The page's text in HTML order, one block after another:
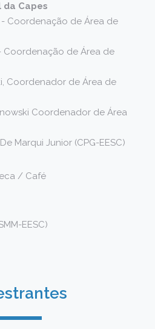
Capes
- Coordenação de Área de
Coordenação de Área de
Coordenador de Área de
Coordenador de Área
Marqui Junior (CPG-EESC)
/ Café
EESC)